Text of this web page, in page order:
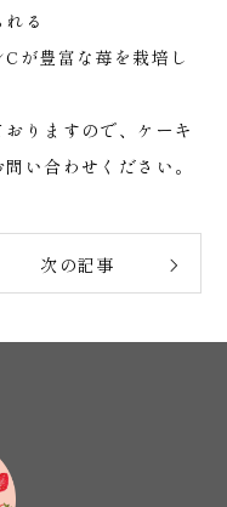
る
が豊富な苺を栽培し
りますので、ケーキ
い合わせください。
次の記事